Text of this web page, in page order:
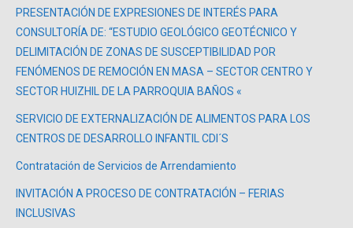
PRESENTACIÓN DE EXPRESIONES DE INTERÉS PARA
CONSULTORÍA DE: “ESTUDIO GEOLÓGICO GEOTÉCNICO Y
DELIMITACIÓN DE ZONAS DE SUSCEPTIBILIDAD POR
FENÓMENOS DE REMOCIÓN EN MASA – SECTOR CENTRO Y
SECTOR HUIZHIL DE LA PARROQUIA BAÑOS «
SERVICIO DE EXTERNALIZACIÓN DE ALIMENTOS PARA LOS
CENTROS DE DESARROLLO INFANTIL CDI´S
Contratación de Servicios de Arrendamiento
INVITACIÓN A PROCESO DE CONTRATACIÓN – FERIAS
INCLUSIVAS